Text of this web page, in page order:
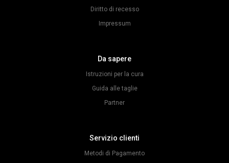
Diritto di recesso
Impressum
Da sapere
Istruzioni per la cura
Guida alle taglie
Partner
Servizio clienti
Metodi di Pagamento